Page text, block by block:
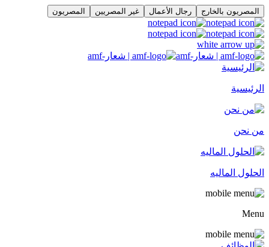
المصريون بالخارج رجال الأعمال غير المصريين المصريون
الرئيسية
من نحن
الحلول الماليه
Menu